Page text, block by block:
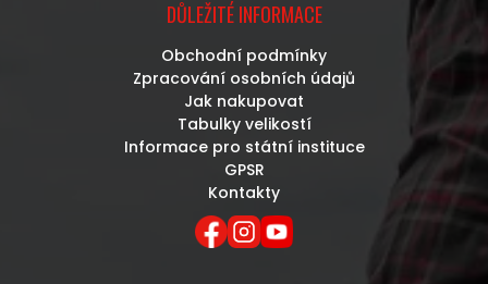
DŮLEŽITÉ INFORMACE
Obchodní podmínky
Zpracování osobních údajů
Jak nakupovat
Tabulky velikostí
Informace pro státní instituce
GPSR
Kontakty